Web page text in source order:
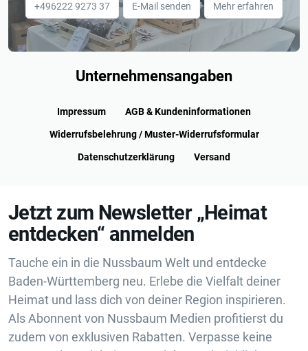
+496222 9273 37
E-Mail senden
Mehr erfahren
Unternehmensangaben
Impressum AGB & Kundeninformationen
Widerrufsbelehrung / Muster-Widerrufsformular
Datenschutzerklärung Versand
Jetzt zum Newsletter „Heimat
entdecken“ anmelden
Tauche ein in die Nussbaum Welt und entdecke
Baden-Württemberg neu. Erlebe die Vielfalt deiner
Heimat und lass dich von deiner Region inspirieren.
Als Abonnent von Nussbaum Medien profitierst du
zudem von exklusiven Rabatten. Verpasse keine